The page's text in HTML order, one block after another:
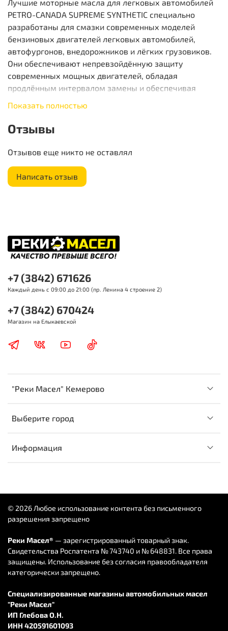
Лучшие моторные масла для легковых автомобилей
PETRO-CANADA SUPREME SYNTHETIC специально
разработаны для смазки современных моделей
бензиновых двигателей легковых автомобилей,
автофургонов, внедорожников и лёгких грузовиков.
Они обеспечивают непревзойдённую защиту
современных мощных двигателей, обладая
продлённым интервалом замены и обеспечивая
комбинации с пакетом высокоэффективных
присадок, производимых по новейшим технологиям.
Показать полностью
Отзывы
Отзывов еще никто не оставлял
Написать отзыв
"Реки Масел" Кемерово
Выберите город
Информация
+7 (3842) 671626
Каждый день с 09:00 до 21:00 (пр. Ленина 4 строение 2)
+7 (3842) 670424
Магазин на Елыкаевской
© 2026 Любое использование контента без письменного
разрешения запрещено
Реки Масел® — зарегистрированный товарный знак.
Свидетельства Роспатента № 743740 и № 648831. Все права
защищены. Использование без согласия правообладателя
категорически запрещено.
Специализированные магазины автомобильных масел
"Реки Масел"
ИП Глебова О.Н.
ИНН 420591601093